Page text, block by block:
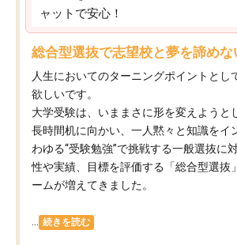
ャットで安心！
総合型選抜で志望校と夢を諦めな
人生においてのターニングポイントとし
欲しいです。
大学受験は、いままさに形を変えようと
長時間机に向かい、一人黙々と知識をイ
わゆる“受験勉強”で挑戦する一般選抜に
性や実績、目標を評価する「総合型選抜
ームが増えてきました。
続きを読む